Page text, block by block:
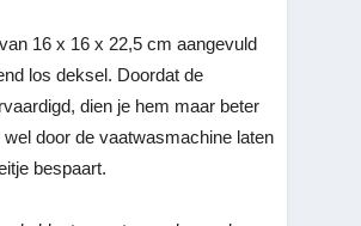
16 x 16 x 22,5 cm aangevuld
los deksel. Doordat de
dien je hem maar beter
door de vaatwasmachine laten
bespaart.